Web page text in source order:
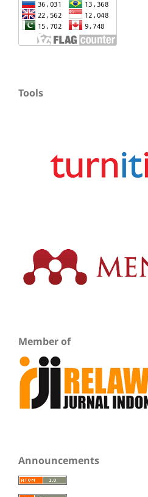
Tools
Member of
Announcements